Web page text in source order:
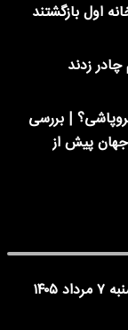
اول بازگشتند
زدند
| بررسی
پیش از
فوری | ادارات تهران فردا چهارشنبه ۷ مرداد ۱۴۰۵